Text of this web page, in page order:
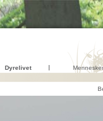
Dyrelivet